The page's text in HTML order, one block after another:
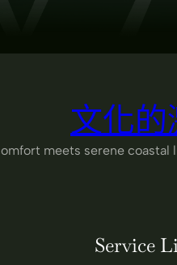
文化的
meets serene coastal
Service